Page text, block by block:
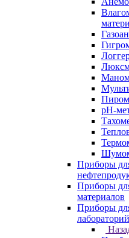
pH-
Приборы
Приборы
материалов
Приборы
лабораторий